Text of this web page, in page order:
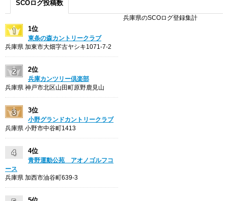
SCOログ投稿数
兵庫県のSCOログ登録集計
1位
東条の森カントリークラブ
兵庫県 加東市大畑字古ヤシキ1071-7-2
2位
兵庫カンツリー倶楽部
兵庫県 神戸市北区山田町原野鹿見山
3位
小野グランドカントリークラブ
兵庫県 小野市中谷町1413
4位
青野運動公苑 アオノゴルフコ
ース
兵庫県 加西市油谷町639-3